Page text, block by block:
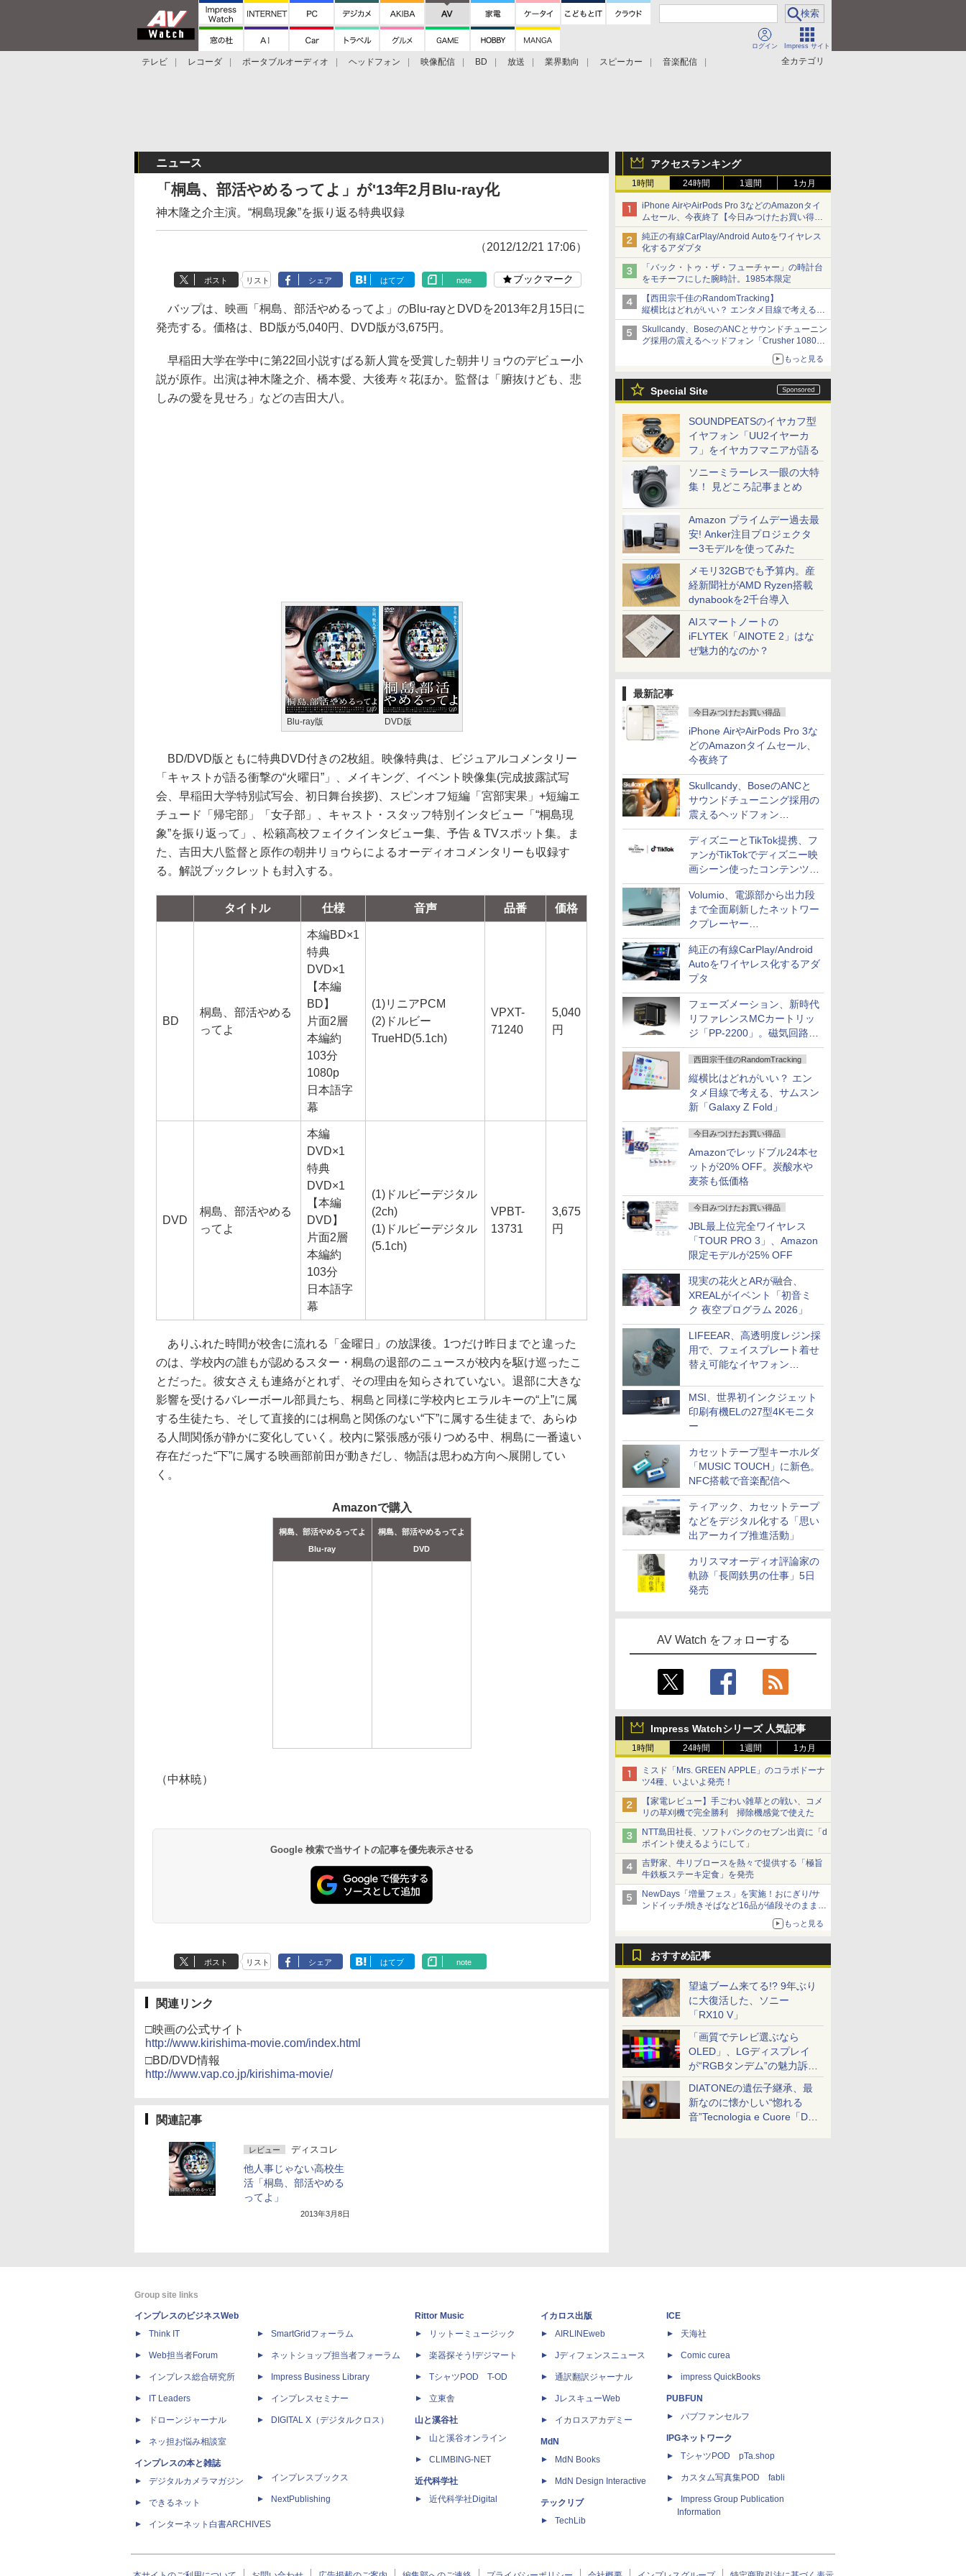
ログイン Impress サイト
全カテゴリ
テレビ レコーダ ポータブルオーディオ ヘッドフォン 映像配信 BD 放送 業界動向 スピーカー
音楽配信
アクセスランキング
1時間 24時間 1週間 1カ月
iPhone AirやAirPods Pro 3などのAmazonタイ
ムセール、今夜終了【今日みつけたお買い得
品】
純正の有線CarPlay/Android Autoをワイヤレス
化するアダプタ
「バック・トゥ・ザ・フューチャー」の時計台
をモチーフにした腕時計。1985本限定
【西田宗千佳のRandomTracking】
縦横比はどれがいい？ エンタメ目線で考える、
サムスン新「Galaxy Z Fold」
Skullcandy、BoseのANCとサウンドチューニン
グ採用の震えるヘッドフォン「Crusher 1080
もっと見る
Special Site
SOUNDPEATSのイヤカフ型
イヤフォン「UU2イヤーカ
フ」をイヤカフマニアが語る
ソニーミラーレス一眼の大特
集！ 見どころ記事まとめ
Amazon プライムデー過去最
安! Anker注目プロジェクタ
ー3モデルを使ってみた
メモリ32GBでも予算内。産
経新聞社がAMD Ryzen搭載
dynabookを2千台導入
AIスマートノートの
iFLYTEK「AINOTE 2」はな
ぜ魅力的なのか？
最新記事
今日みつけたお買い得品
iPhone AirやAirPods Pro 3な
どのAmazonタイムセール、
今夜終了
Skullcandy、BoseのANCと
サウンドチューニング採用の
震えるヘッドフォン
「Crusher 1080 ANC」
ディズニーとTikTok提携、フ
ァンがTikTokでディズニー映
画シーン使ったコンテンツ制
作、Disney+にも配信
Volumio、電源部から出力段
まで全面刷新したネットワー
クプレーヤー
「Primo（2026）」
純正の有線CarPlay/Android
Autoをワイヤレス化するアダ
プタ
フェーズメーション、新時代
リファレンスMCカートリッ
ジ「PP-2200」。磁気回路や
ハウジングを根本から見直し
西田宗千佳のRandomTracking
縦横比はどれがいい？ エン
タメ目線で考える、サムスン
新「Galaxy Z Fold」
今日みつけたお買い得品
Amazonでレッドブル24本セ
ットが20% OFF。炭酸水や
麦茶も低価格
今日みつけたお買い得品
JBL最上位完全ワイヤレス
「TOUR PRO 3」、Amazon
限定モデルが25% OFF
現実の花火とARが融合、
XREALがイベント「初音ミ
ク 夜空プログラム 2026」
LIFEEAR、高透明度レジン採
用で、フェイスプレート着せ
替え可能なイヤフォン
MSI、世界初インクジェット
印刷有機ELの27型4Kモニタ
ー
カセットテープ型キーホルダ
「MUSIC TOUCH」に新色。
NFC搭載で音楽配信へ
ティアック、カセットテープ
などをデジタル化する「思い
出アーカイブ推進活動」
カリスマオーディオ評論家の
軌跡「長岡鉄男の仕事」5日
発売
AV Watch をフォローする
Impress Watchシリーズ 人気記事
1時間 24時間 1週間 1カ月
ミスド「Mrs. GREEN APPLE」のコラボドーナ
ツ4種、いよいよ発売！
【家電レビュー】手ごわい雑草との戦い、コメ
リの草刈機で完全勝利 掃除機感覚で使えた
NTT島田社長、ソフトバンクのセブン出資に「d
ポイント使えるようにして」
吉野家、牛リブロースを熱々で提供する「極旨
牛鉄板ステーキ定食」を発売
NewDays「増量フェス」を実施！おにぎり/サ
ンドイッチ/焼きそばなど16品が値段そのままで
もっと見る
おすすめ記事
望遠ブーム来てる!? 9年ぶり
に大復活した、ソニー
「RX10 V」
「画質でテレビ選ぶなら
OLED」、LGディスプレイ
が“RGBタンデム”の魅力訴
求。液晶とのガチ比較も
DIATONEの遺伝子継承、最
新なのに懐かしい“惚れる
音”Tecnologia e Cuore「DS-
ニュース
「桐島、部活やめるってよ」が'13年2月Blu-ray化
神木隆之介主演。“桐島現象”を振り返る特典収録
（2012/12/21 17:06）
ポスト リスト シェア はてブ note ブックマーク
バップは、映画「桐島、部活やめるってよ」のBlu-rayとDVDを2013年2月15日に
発売する。価格は、BD版が5,040円、DVD版が3,675円。
早稲田大学在学中に第22回小説すばる新人賞を受賞した朝井リョウのデビュー小
説が原作。出演は神木隆之介、橋本愛、大後寿々花ほか。監督は「腑抜けども、悲
しみの愛を見せろ」などの吉田大八。
Blu-ray版 DVD版
BD/DVD版ともに特典DVD付きの2枚組。映像特典は、ビジュアルコメンタリー
「キャストが語る衝撃の“火曜日”」、メイキング、イベント映像集(完成披露試写
会、早稲田大学特別試写会、初日舞台挨拶)、スピンオフ短編「宮部実果」+短編エ
チュード「帰宅部」「女子部」、キャスト・スタッフ特別インタビュー「“桐島現
象”を振り返って」、松籟高校フェイクインタビュー集、予告 & TVスポット集。ま
た、吉田大八監督と原作の朝井リョウらによるオーディオコメンタリーも収録す
る。解説ブックレットも封入する。
タイトル 仕様 音声 品番 価格
BD
桐島、部活やめる
ってよ
本編BD×1
特典
DVD×1
【本編
BD】
片面2層
本編約
103分
1080p
日本語字
幕
(1)リニアPCM
(2)ドルビー
TrueHD(5.1ch)
VPXT-
71240
5,040
円
DVD
桐島、部活やめる
ってよ
本編
DVD×1
特典
DVD×1
【本編
DVD】
片面2層
本編約
103分
日本語字
幕
(1)ドルビーデジタル
(2ch)
(1)ドルビーデジタル
(5.1ch)
VPBT-
13731
3,675
円
ありふれた時間が校舎に流れる「金曜日」の放課後。1つだけ昨日までと違った
のは、学校内の誰もが認めるスター・桐島の退部のニュースが校内を駆け巡ったこ
とだった。彼女さえも連絡がとれず、その理由を知らされていない。退部に大きな
影響を受けるバレーボール部員たち、桐島と同様に学校内ヒエラルキーの“上”に属
する生徒たち、そして直接的には桐島と関係のない“下”に属する生徒まで、あらゆ
る人間関係が静かに変化していく。校内に緊張感が張りつめる中、桐島に一番遠い
存在だった“下”に属する映画部前田が動きだし、物語は思わぬ方向へ展開してい
く。
Amazonで購入
桐島、部活やめるってよ
Blu-ray
桐島、部活やめるってよ
DVD
（中林暁）
Google 検索で当サイトの記事を優先表示させる
ポスト リスト シェア はてブ note
関連リンク
□映画の公式サイト
http://www.kirishima-movie.com/index.html
□BD/DVD情報
http://www.vap.co.jp/kirishima-movie/
関連記事
レビュー ディスコレ
他人事じゃない高校生
活「桐島、部活やめる
ってよ」
2013年3月8日
Group site links
インプレスのビジネスWeb
Think IT
Web担当者Forum
インプレス総合研究所
IT Leaders
ドローンジャーナル
ネッ担お悩み相談室
インプレスの本と雑誌
デジタルカメラマガジン
できるネット
インターネット白書ARCHIVES
SmartGridフォーラム
ネットショップ担当者フォーラム
Impress Business Library
インプレスセミナー
DIGITAL X（デジタルクロス）
インプレスブックス
NextPublishing
Rittor Music
リットーミュージック
楽器探そう!デジマート
TシャツPOD T-OD
立東舎
山と溪谷社
山と溪谷オンライン
CLIMBING-NET
近代科学社
近代科学社Digital
イカロス出版
AIRLINEweb
Jディフェンスニュース
通訳翻訳ジャーナル
JレスキューWeb
イカロスアカデミー
MdN
MdN Books
MdN Design Interactive
テックリブ
TechLib
ICE
天海社
Comic curea
impress QuickBooks
PUBFUN
パブファンセルフ
IPGネットワーク
TシャツPOD pTa.shop
カスタム写真集POD fabli
Impress Group Publication
Information